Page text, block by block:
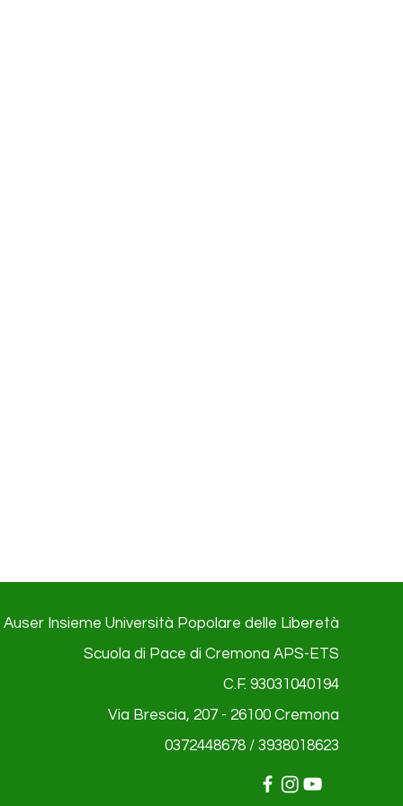
Auser Insieme Università Popolare delle Liberetà
Scuola di Pace di Cremona APS-ETS
C.F. 93031040194
Via Brescia, 207 - 26100 Cremona
0372448678 / 3938018623